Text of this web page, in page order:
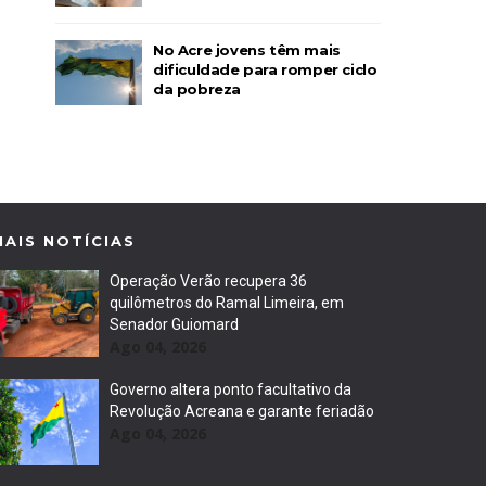
No Acre jovens têm mais
dificuldade para romper ciclo
da pobreza
NOTÍCIAS
Operação Verão recupera 36
quilômetros do Ramal Limeira, em
Senador Guiomard
Governo altera ponto facultativo da
Revolução Acreana e garante feriadão